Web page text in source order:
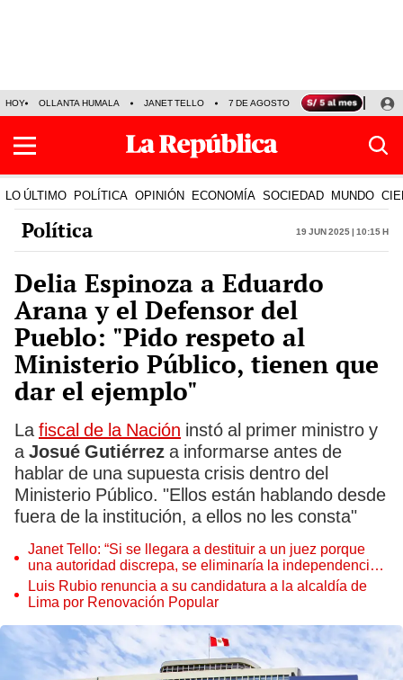
HOY OLLANTA HUMALA JANET TELLO 7 DE AGOSTO TINKA RESULTADOS
LO ÚLTIMO POLÍTICA OPINIÓN ECONOMÍA SOCIEDAD MUNDO
Política 19 Jun 2025 | 10:15 h
Delia Espinoza a Eduardo
Arana y el Defensor del
Pueblo: "Pido respeto al
Ministerio Público, tienen que
dar el ejemplo"
La fiscal de la Nación instó al primer ministro y
a Josué Gutiérrez a informarse antes de
hablar de una supuesta crisis dentro del
Ministerio Público. "Ellos están hablando desde
fuera de la institución, a ellos no les consta"
Janet Tello: “Si se llegara a destituir a un juez porque
una autoridad discrepa, se eliminaría la independencia
judicial”
Luis Rubio renuncia a su candidatura a la alcaldía de
Lima por Renovación Popular